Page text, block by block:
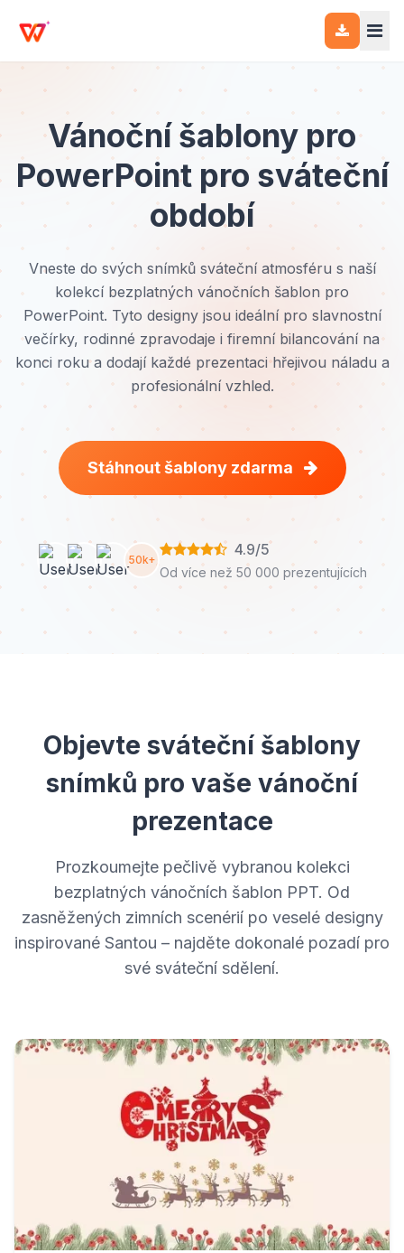
Vánoční šablony pro
PowerPoint pro sváteční
období
Vneste do svých snímků sváteční atmosféru s naší
kolekcí bezplatných vánočních šablon pro
PowerPoint. Tyto designy jsou ideální pro slavnostní
večírky, rodinné zpravodaje i firemní bilancování na
konci roku a dodají každé prezentaci hřejivou náladu a
profesionální vzhled.
Stáhnout šablony zdarma
50k+
4.9/5
Od více než 50 000 prezentujících
Objevte sváteční šablony
snímků pro vaše vánoční
prezentace
Prozkoumejte pečlivě vybranou kolekci
bezplatných vánočních šablon PPT. Od
zasněžených zimních scenérií po veselé designy
inspirované Santou – najděte dokonalé pozadí pro
své sváteční sdělení.